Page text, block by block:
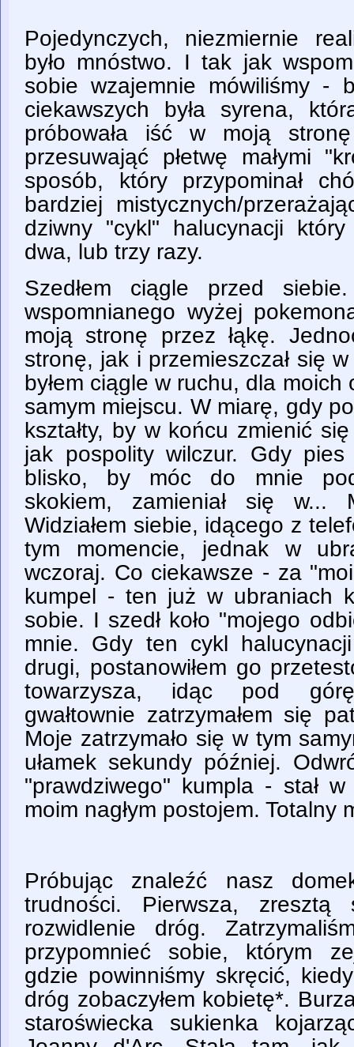
Pojedynczych, niezmiernie
było mnóstwo. I tak jak
sobie wzajemnie mówiliśmy -
ciekawszych była syrena,
próbowała iść w moją
przesuwająć płetwę małymi
sposób, który przypominał
bardziej mistycznych/
dziwny "cykl" halucynacji
dwa, lub trzy razy.
Szedłem ciągle przed
wspomnianego wyżej
moją stronę przez łąkę.
stronę, jak i przemieszczał się
byłem ciągle w ruchu, dla moich
samym miejscu. W miarę, gdy
kształty, by w końcu zmienić
jak pospolity wilczur. Gdy pies
blisko, by móc do mnie
skokiem, zamieniał się w...
Widziałem siebie, idącego z
tym momencie, jednak w
wczoraj. Co ciekawsze - za
kumpel - ten już w ubraniach
sobie. I szedł koło "mojego
mnie. Gdy ten cykl
drugi, postanowiłem go
towarzysza, idąc pod
gwałtownie zatrzymałem się
Moje zatrzymało się w tym
ułamek sekundy później.
"prawdziwego" kumpla - stał
moim nagłym postojem. Totalny
Próbując znaleźć nasz
trudności. Pierwsza, zresztą
rozwidlenie dróg.
przypomnieć sobie, którym
gdzie powinniśmy skręcić,
dróg zobaczyłem kobietę*.
staroświecka sukienka